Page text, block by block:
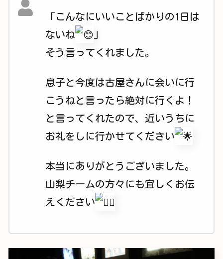
「こんなにいいことばかりの1日は
ないね
」
そう言ってくれました。
息子と今度は古屋さんに会いに行
こうねと言ったら絶対に行くよ！
と言ってくれたので、近いうちに
お礼をしに行かせてください
本当にありがとうございました。
山梨チームの方々にも宜しくお伝
えください